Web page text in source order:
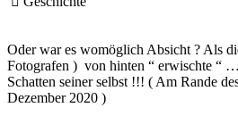
Oder war es womöglich Absicht ? Als
Fotografen ) von hinten “ erwischte “
Schatten seiner selbst !!! ( Am Rande
Dezember 2020 )